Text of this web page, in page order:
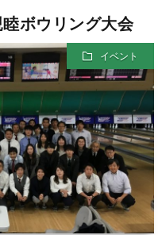
ボウリング大会
イベント